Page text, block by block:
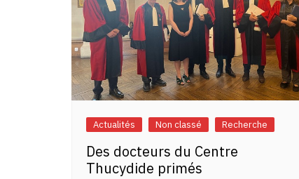
Actualités Non classé Recherche
Des docteurs du Centre
Thucydide primés